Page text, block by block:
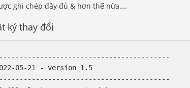
ghi chép đầy đủ & hơn thế nữa….
ký thay đổi
05-21 - version 1.5